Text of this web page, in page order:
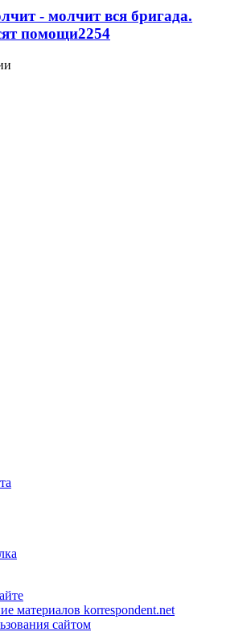
- молчит вся бригада.
помощи2254
материалов korrespondent.net
сайтом